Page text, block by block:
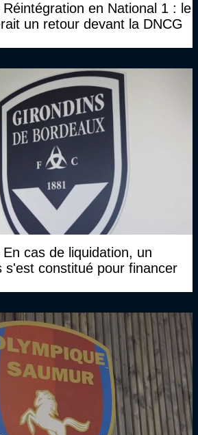
en National 1 : le
un retour devant la DNCG
cas de liquidation, un
s'est constitué pour financer